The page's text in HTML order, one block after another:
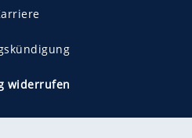
widerrufen